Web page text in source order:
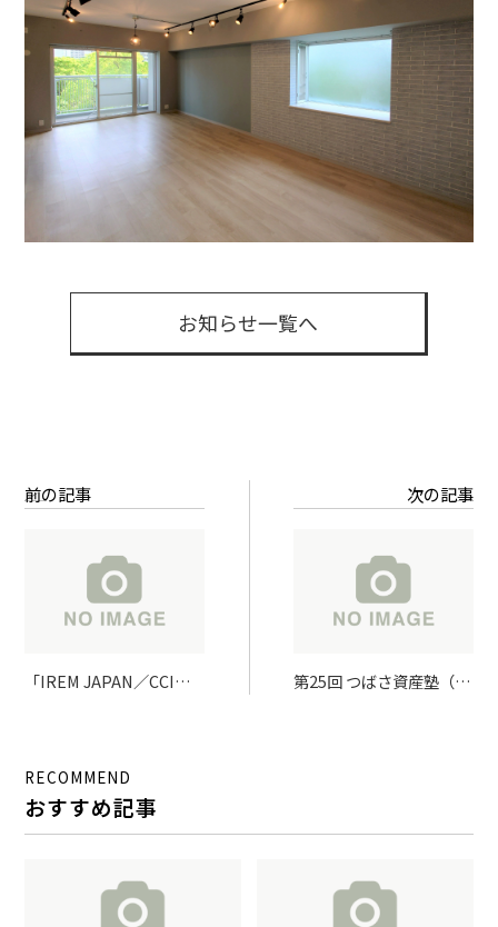
お知らせ一覧へ
前の記事
「IREM JAPAN／CCIM
次の記事
第25回 つばさ資産塾（10
RECOMMEND
おすすめ記事